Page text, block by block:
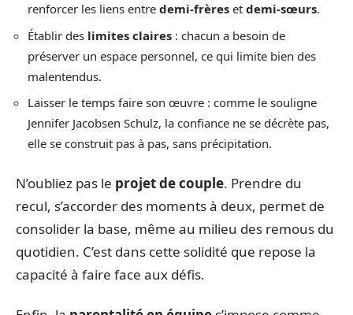
renforcer les liens entre demi-frères et demi-sœurs.
Établir des limites claires : chacun a besoin de
préserver un espace personnel, ce qui limite bien des
malentendus.
Laisser le temps faire son œuvre : comme le souligne
Jennifer Jacobsen Schulz, la confiance ne se décrète pas,
elle se construit pas à pas, sans précipitation.
N’oubliez pas le projet de couple. Prendre du
recul, s’accorder des moments à deux, permet de
consolider la base, même au milieu des remous du
quotidien. C’est dans cette solidité que repose la
capacité à faire face aux défis.